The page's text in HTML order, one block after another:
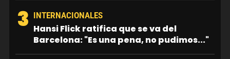
3 INTERNACIONALES
Hansi Flick ratifica que se va del
Barcelona: "Es una pena, no pudimos..."